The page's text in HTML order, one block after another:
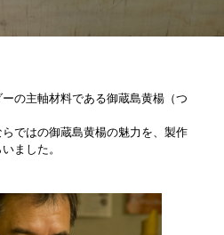
の主軸材料である御蔵島黄楊（つ
ではの御蔵島黄楊の魅力を、製作
ました。